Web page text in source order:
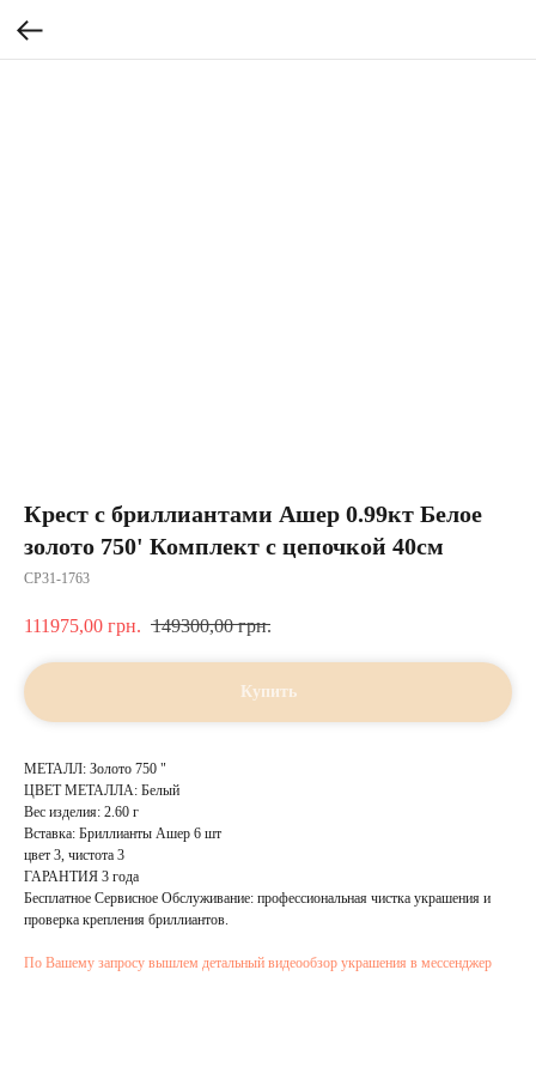
Крест с бриллиантами Ашер 0.99кт Белое
золото 750' Комплект с цепочкой 40см
CP31-1763
111975,00 грн. 149300,00 грн.
Купить
МЕТАЛЛ: Золото 750 "
ЦВЕТ МЕТАЛЛА: Белый
Вес изделия: 2.60 г
Вставка: Бриллианты Ашер 6 шт
цвет 3, чистота 3
ГАРАНТИЯ 3 года
Бесплатное Сервисное Обслуживание: профессиональная чистка украшения и
проверка крепления бриллиантов.
По Вашему запросу вышлем детальный видеообзор украшения в мессенджер